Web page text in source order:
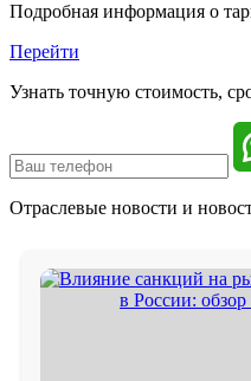
Подробная информация о
Перейти
Узнать точную стоимость,
Отраслевые новости и